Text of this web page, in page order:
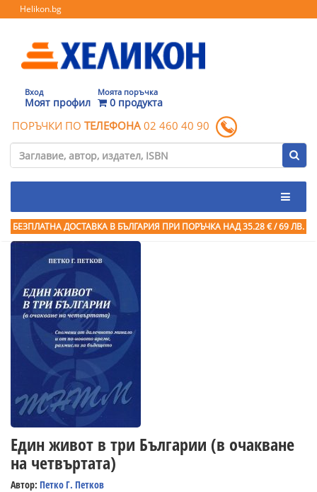
Helikon.bg
Вход
Моят профил
Моята поръчка
0 продукта
ПОРЪЧКИ ПО ТЕЛЕФОНА 02 460 40 90
БЕЗПЛАТНА ДОСТАВКА В БЪЛГАРИЯ ПРИ ПОРЪЧКА НАД 35.28 € / 69 ЛВ.
Един живот в три Българии (в очакване
на четвъртата)
Автор: Петко Г. Петков